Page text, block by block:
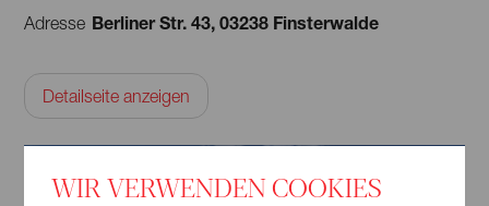
Adresse Berliner Str. 43, 03238 Finsterwalde
Detailseite anzeigen
WIR VERWENDEN COOKIES